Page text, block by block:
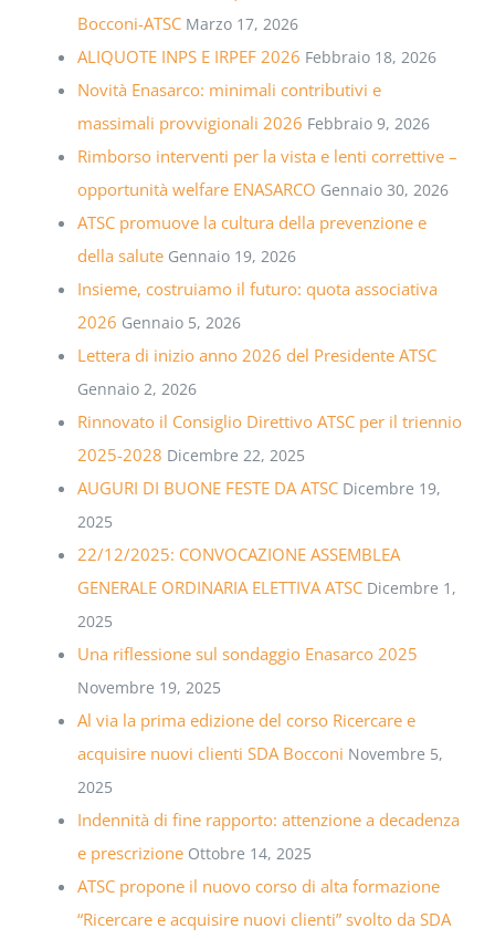
Bocconi-ATSC Marzo 17, 2026
ALIQUOTE INPS E IRPEF 2026 Febbraio 18, 2026
Novità Enasarco: minimali contributivi e
massimali provvigionali 2026 Febbraio 9, 2026
Rimborso interventi per la vista e lenti correttive –
opportunità welfare ENASARCO Gennaio 30, 2026
ATSC promuove la cultura della prevenzione e
della salute Gennaio 19, 2026
Insieme, costruiamo il futuro: quota associativa
2026 Gennaio 5, 2026
Lettera di inizio anno 2026 del Presidente ATSC
Gennaio 2, 2026
Rinnovato il Consiglio Direttivo ATSC per il triennio
2025-2028 Dicembre 22, 2025
AUGURI DI BUONE FESTE DA ATSC Dicembre 19,
2025
22/12/2025: CONVOCAZIONE ASSEMBLEA
GENERALE ORDINARIA ELETTIVA ATSC Dicembre 1,
2025
Una riflessione sul sondaggio Enasarco 2025
Novembre 19, 2025
Al via la prima edizione del corso Ricercare e
acquisire nuovi clienti SDA Bocconi Novembre 5,
2025
Indennità di fine rapporto: attenzione a decadenza
e prescrizione Ottobre 14, 2025
ATSC propone il nuovo corso di alta formazione
“Ricercare e acquisire nuovi clienti” svolto da SDA